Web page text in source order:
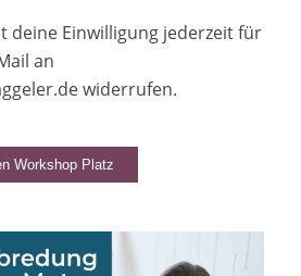
deine Einwilligung jederzeit für
an
widerrufen.